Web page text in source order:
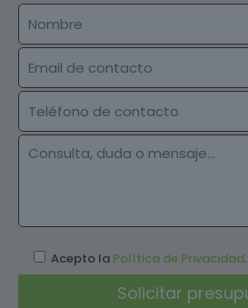
Acepto la Política de Privacidad.